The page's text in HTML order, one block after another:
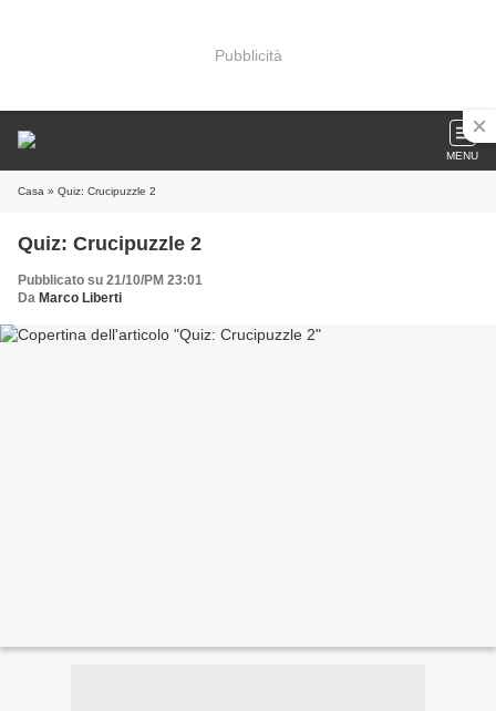
Pubblicità
MENU
Casa » Quiz: Crucipuzzle 2
Quiz: Crucipuzzle 2
Pubblicato su 21/10/PM 23:01
Da Marco Liberti